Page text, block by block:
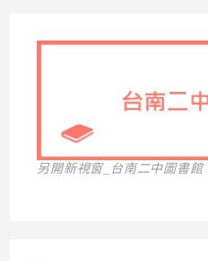
另開新視窗_台南二中圖書館